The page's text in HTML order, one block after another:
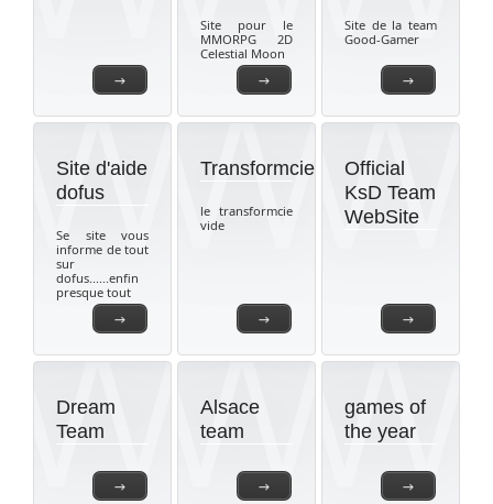
→ →
Site pour le
MMORPG 2D
Celestial Moon
→
Site de la team
Good-Gamer
→
Site d'aide
dofus
Se site vous
informe de tout
sur
dofus......enfin
presque tout
→
Transformcie
le transformcie
vide
→
Official
KsD Team
WebSite
→
Dream
Team
→
Alsace
team
→
games of
the year